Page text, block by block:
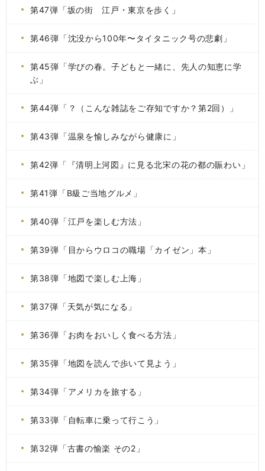
第47弾「坂の街 江戸・東京を歩く」
第46弾「沈没から100年〜タイタニック号の悲劇」
第45弾「学びの春。子どもと一緒に、先人の知恵に学
ぶ」
第44弾「？（こんな雑誌をご存知ですか？第2回）」
第43弾「温泉を愉しみながら健康に」
第42弾「『清明上河図』に見る北宋の花の都の賑わい」
第41弾「B級ご当地グルメ」
第40弾「江戸を楽しむ方法」
第39弾「目からウロコの職場「カイゼン」本」
第38弾「地図で楽しむ上海」
第37弾「天気が気になる」
第36弾「お肉をおいしく食べる方法」
第35弾「地図を読んで歩いて見よう」
第34弾「アメリカを旅する」
第33弾「自転車に乗って行こう」
第32弾「古書の愉楽 その2」